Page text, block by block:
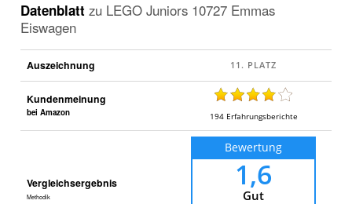
Datenblatt zu LEGO Juniors 10727 Emmas
Eiswagen
Auszeichnung
Kundenmeinung
bei Amazon 194 Erfahrungsberichte
Vergleichsergebnis
Methodik
Bewertung
1,6
Gut